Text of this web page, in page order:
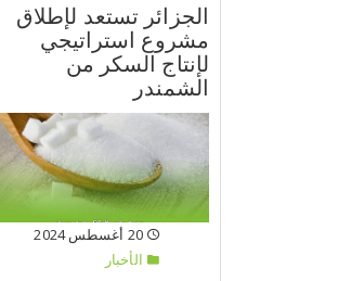
الجزائر تستعد لإطلاق
مشروع استراتيجي
لإنتاج السكر من
الشمندر
20 أغسطس 2024
الأخبار